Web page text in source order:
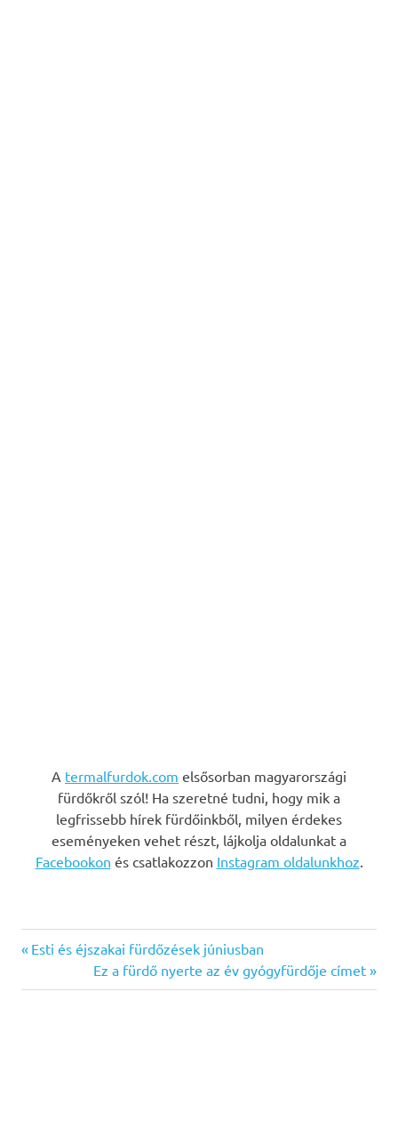
A termalfurdok.com elsősorban magyarországi
fürdőkről szól! Ha szeretné tudni, hogy mik a
legfrissebb hírek fürdőinkből, milyen érdekes
eseményeken vehet részt, lájkolja oldalunkat a
Facebookon és csatlakozzon Instagram oldalunkhoz
Bejegyzés
navigáció
Previous
Esti és éjszakai fürdőzések júniusban
Next
Post:
Ez a fürdő nyerte az év gyógyfürdője címet